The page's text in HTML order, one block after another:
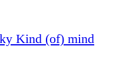
Kind (of) mind